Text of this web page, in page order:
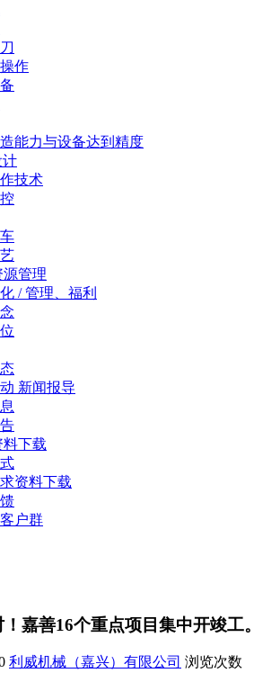
作
能力与设备达到精度
技术
源管理
/ 管理、福利
新闻报导
料下载
资料下载
户群
嘉善16个重点项目集中开竣工。
利威机械（嘉兴）有限公司 浏览次数